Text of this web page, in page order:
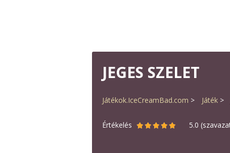
JEGES SZELET
Játékok.IceCreamBad.com Játék
Értékelés 5.0